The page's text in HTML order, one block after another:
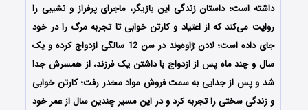
داشته است؛ داستان زندگی این بازیگر، ماجرای پرفراز و نشیبی را
روایت می‌کند که از اعتیاد و کارتن خوابی تا تجربه مرگ را در خود
جای داده است؛ لادن ژاوه‌وند در سن 12 سالگی ازدواج کرده و یک
سال و چند ماه پس از ازدواج با داشتن یک فرزند، از همسرش جدا
شد و پس از جدایی به سمت فروش مواد مخدر رفت؛ کارتن خوابی
و زندگی سختی را تجربه کرد و در این مسیر چندین سال از عمر خود